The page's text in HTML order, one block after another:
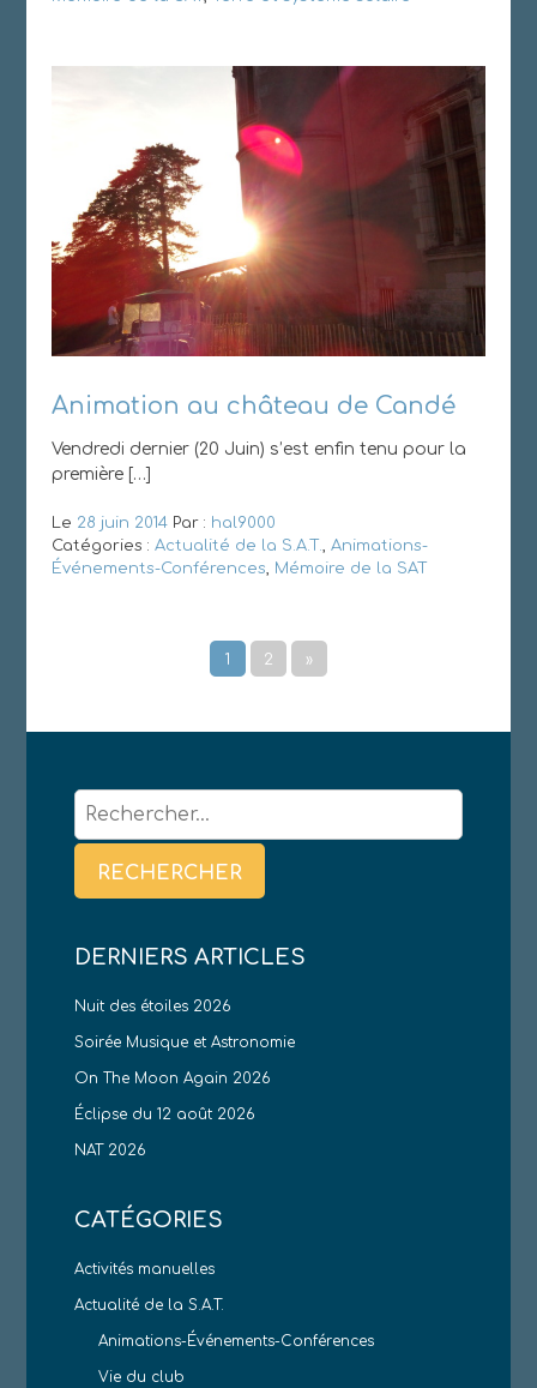
Animation au château de Candé
Vendredi dernier (20 Juin) s’est enfin tenu pour la
première […]
Le 28 juin 2014Par : hal9000
Catégories : Actualité de la S.A.T., Animations-
Événements-Conférences, Mémoire de la SAT
1 2 »
Rechercher :
DERNIERS ARTICLES
Nuit des étoiles 2026
Soirée Musique et Astronomie
On The Moon Again 2026
Éclipse du 12 août 2026
NAT 2026
CATÉGORIES
Activités manuelles
Actualité de la S.A.T.
Animations-Événements-Conférences
Vie du club